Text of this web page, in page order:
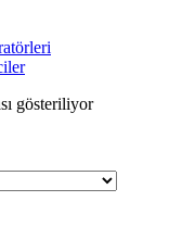
gösteriliyor